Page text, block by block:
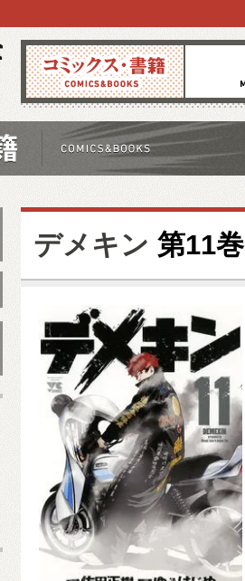
コミックス 雑誌
デメキン 第11巻